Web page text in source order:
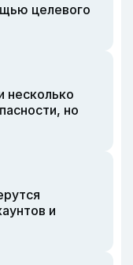
целевого
несколько
но
и